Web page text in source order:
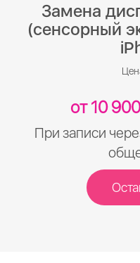
Замена
(сенсорный
от 10
При записи